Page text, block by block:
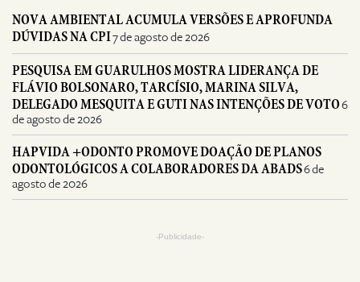
NOVA AMBIENTAL ACUMULA VERSÕES E APROFUNDA
DÚVIDAS NA CPI7 de agosto de 2026
PESQUISA EM GUARULHOS MOSTRA LIDERANÇA DE
FLÁVIO BOLSONARO, TARCÍSIO, MARINA SILVA,
DELEGADO MESQUITA E GUTI NAS INTENÇÕES DE VOTO6
de agosto de 2026
HAPVIDA +ODONTO PROMOVE DOAÇÃO DE PLANOS
ODONTOLÓGICOS A COLABORADORES DA ABADS6 de
agosto de 2026
-Publicidade-